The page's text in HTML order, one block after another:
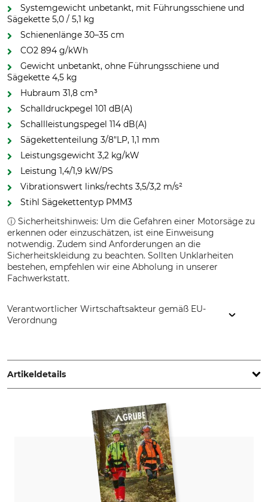
Systemgewicht unbetankt, mit Führungsschiene und
Sägekette 5,0 / 5,1 kg
Schienenlänge 30–35 cm
CO2 894 g/kWh
Gewicht unbetankt, ohne Führungsschiene und
Sägekette 4,5 kg
Hubraum 31,8 cm³
Schalldruckpegel 101 dB(A)
Schallleistungspegel 114 dB(A)
Sägekettenteilung 3/8"LP, 1,1 mm
Leistungsgewicht 3,2 kg/kW
Leistung 1,4/1,9 kW/PS
Vibrationswert links/rechts 3,5/3,2 m/s²
Stihl Sägekettentyp PMM3
ⓘ Sicherheitshinweis: Um die Gefahren einer Motorsäge zu
erkennen oder einzuschätzen, ist eine Einweisung
notwendig. Zudem sind Anforderungen an die
Sicherheitskleidung zu beachten. Sollten Unklarheiten
bestehen, empfehlen wir eine Abholung in unserer
Fachwerkstatt.
Verantwortlicher Wirtschaftsakteur gemäß EU-
Verordnung
64807 Dieburg, Germany, www.stihl.de
Artikeldetails
Gewicht (ohne
Sägeausrüstung)
4,5 kg
Schallleistungspegel
Vibrationswert links /
rechts
3,5 / 3,2 m/s²